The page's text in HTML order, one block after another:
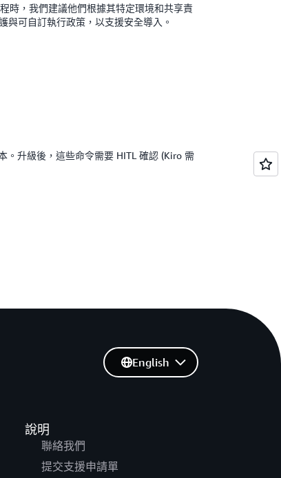
時，我們建議他們根據其特定環境和共享責
可自訂執行政策，以支援安全導入。
。升級後，這些命令需要 HITL 確認 (Kiro 需
說明
聯絡我們
提交支援申請單
English